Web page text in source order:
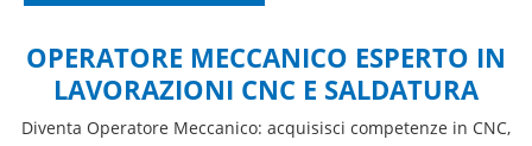
OPERATORE MECCANICO ESPERTO IN
LAVORAZIONI CNC E SALDATURA
Diventa Operatore Meccanico: acquisisci competenze in CNC,